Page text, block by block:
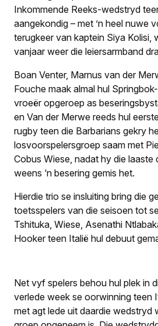
Inkommende Reeks-wedstryd
aangekondig – met ’n heel nuwe
terugkeer van kaptein Siya Kolisi,
vanjaar weer die leiersarmband
Boan Venter, Marnus van der
Fouche maak almal hul
vroeër opgeroep as
en Van der Merwe reeds hul
rugby teen die Barbarians gekry
losvoorspelersgroep saam met
Cobus Wiese, nadat hy die laaste
weens ‘n besering gemis het.
Hierdie trio se insluiting bring die
toetsspelers van die seisoen tot
Tshituka, Wiese, Asenathi
Hooker teen Italië hul debuut
Net vyf spelers behou hul plek in
verlede week se oorwinning teen
met agt lede uit daardie wedstryd